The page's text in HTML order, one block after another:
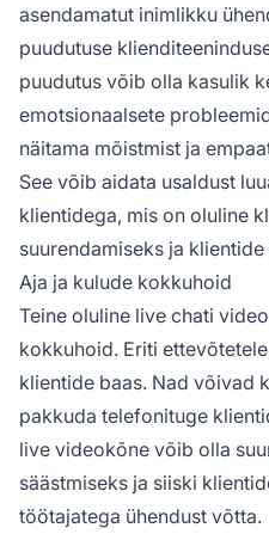
asendamatut inimlikku
puudutuse
puudutus võib olla kasulik
emotsionaalsete
näitama mõistmist ja
See võib aidata usaldust
klientidega, mis on oluline
suurendamiseks ja
Aja ja kulude kokkuhoid
Teine oluline live chati
kokkuhoid. Eriti
klientide baas. Nad võivad
pakkuda telefonituge
live videokõne võib olla
säästmiseks ja siiski
töötajatega ühendust võtta.